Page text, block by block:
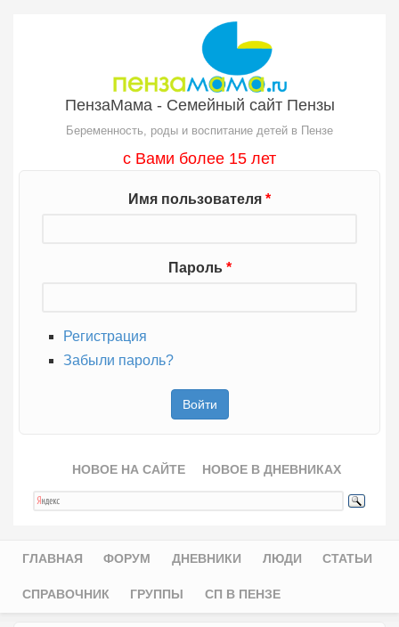
ПензаМама - Семейный сайт Пензы
Беременность, роды и воспитание детей в Пензе
с Вами более 15 лет
Имя пользователя *
Пароль *
Регистрация
Забыли пароль?
НОВОЕ НА САЙТЕ НОВОЕ В ДНЕВНИКАХ
Главное меню
ГЛАВНАЯ ФОРУМ ДНЕВНИКИ ЛЮДИ СТАТЬИ
СПРАВОЧНИК ГРУППЫ СП В ПЕНЗЕ